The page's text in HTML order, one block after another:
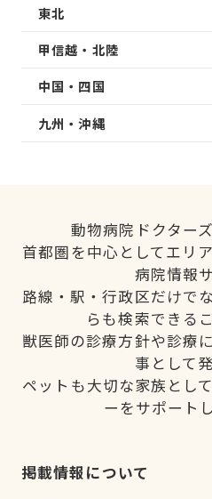
東北
甲信越・北陸
中国・四国
九州・沖縄
動物病院ドクター
首都圏を中心としてエリ
病院情報
路線・駅・行政区だけで
らも検索できる
獣医師の診療方針や診療
事として
ペットも大切な家族とし
ーをサポート
掲載情報について